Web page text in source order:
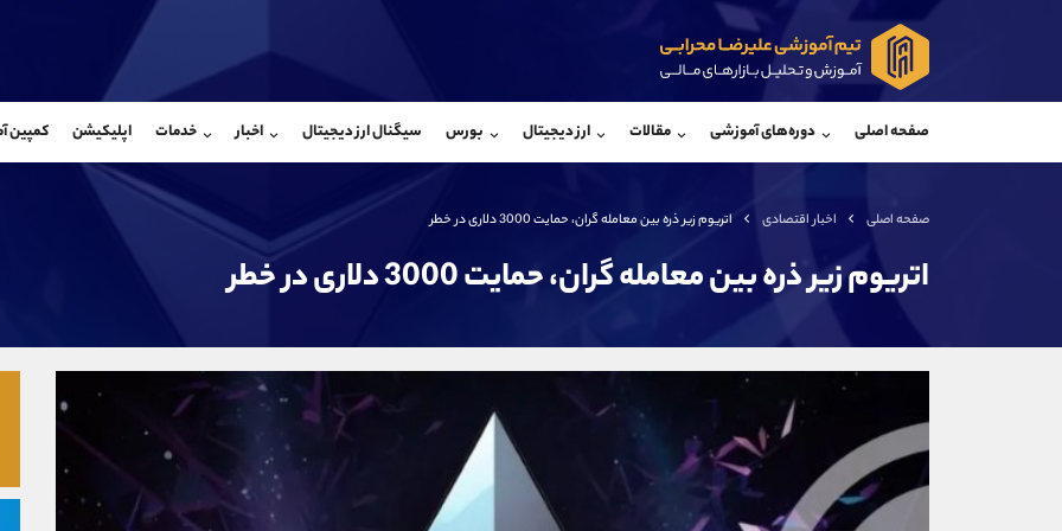
صفحه اصلی دوره‌های آموزشی مقالات ارز دیجیتال بورس سیگنال ارز دیجیتال اخبار خدمات اپلیکیشن کمپین
صفحه اصلی اخبار اقتصادی اتریوم زیر ذره بین معامله گران، حمایت 3000 دلاری در خطر
اتریوم زیر ذره بین معامله گران، حمایت 3000 دلاری در خطر
@Armteam_admin_104
@Armteam_admin_103
تلفن
اینستاگرام
کانال تلگرام
کانال بله